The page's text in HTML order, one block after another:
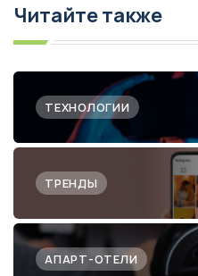
Читайте также
ТЕХНОЛОГИИ
ТРЕНДЫ
АПАРТ-ОТЕЛИ